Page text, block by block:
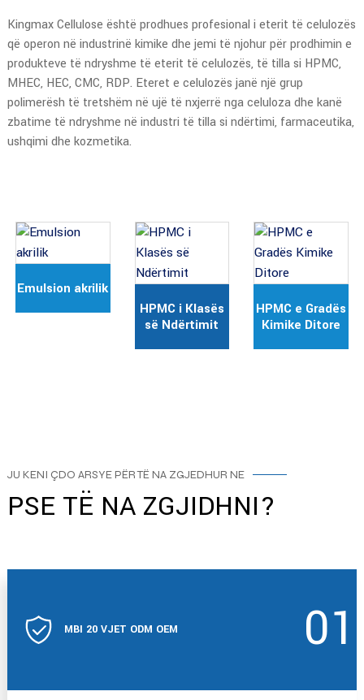
Kingmax Cellulose është prodhues profesional i eterit të celulozës
që operon në industrinë kimike dhe jemi të njohur për prodhimin e
produkteve të ndryshme të eterit të celulozës, të tilla si HPMC,
MHEC, HEC, CMC, RDP. Eteret e celulozës janë një grup
polimerësh të tretshëm në ujë të nxjerrë nga celuloza dhe kanë
zbatime të ndryshme në industri të tilla si ndërtimi, farmaceutika,
ushqimi dhe kozmetika.
Emulsion akrilik
HPMC i Klasës
së Ndërtimit
HPMC e Gradës
Kimike Ditore
JU KENI ÇDO ARSYE PËR TË NA ZGJEDHUR NE
PSE TË NA ZGJIDHNI?
MBI 20 VJET ODM OEM 01